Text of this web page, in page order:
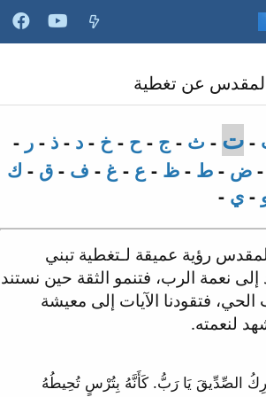
عن تغطية
- ت - ث - ج - ح - خ - د - ذ - ر -
- ض - ط - ظ - ع - غ - ف - ق - ك
- ي -
رؤية عميقة لـتغطية تبني
إلى نعمة الرب، فتنمو الثقة حين نستند
فتقودنا الآيات إلى معيشة
لنعمته.
الصِّدِّيقَ يَا رَبُّ. كَأَنَّهُ بِتُرْسٍ تُحِيطُهُ